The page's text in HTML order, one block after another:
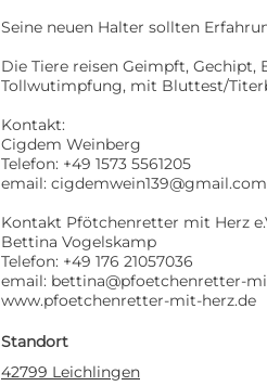
Seine neuen Halter sollten
Die Tiere reisen Geimpft,
Tollwutimpfung, mit Bluttest/
Kontakt:
Cigdem Weinberg
Telefon: +49 1573 5561205
email: cigdemwein139@gmail.com
Kontakt Pfötchenretter mit Herz
Bettina Vogelskamp
Telefon: +49 176 21057036
email: bettina@pfoetchenretter-
www.pfoetchenretter-mit-herz.de
Standort
42799 Leichlingen